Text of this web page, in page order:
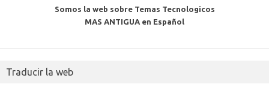
Somos la web sobre Temas Tecnologicos
MAS ANTIGUA en Español
Traducir la web